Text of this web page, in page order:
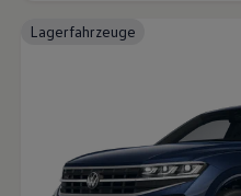
Lagerfahrzeuge